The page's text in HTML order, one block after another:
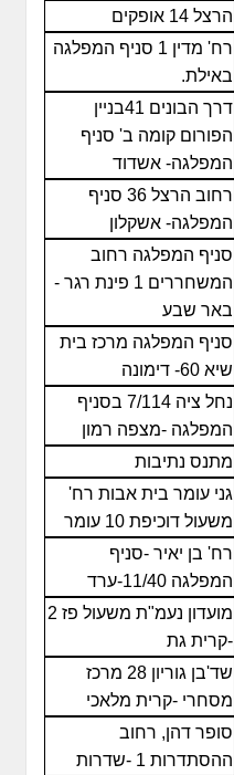
הרצל 14 אופקים
רח' מדין 1 סניף המפלגה
באילת.
דרך הבונים 41בניין
הפורום קומה ב' סניף
המפלגה- אשדוד
רחוב הרצל 36 סניף
המפלגה- אשקלון
סניף המפלגה רחוב
המשחררים 1 פינת רגר -
באר שבע
סניף המפלגה מרכז בית
שיא 60- דימונה
נחל ציה 7/114 בסניף
המפלגה -מצפה רמון
מתנס נתיבות
גני עומר בית אבות רח'
משעול דוכיפת 10 עומר
רח' בן יאיר -סניף
המפלגה 11/40-ערד
מועדון נעמ"ת משעול פז 2
-קרית גת
שד'בן גוריון 28 מרכז
מסחרי -קרית מלאכי
סופר דהן, רחוב
ההסתדרות 1 -שדרות